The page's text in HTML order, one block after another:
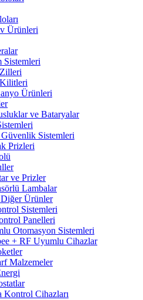
Ürünleri
Sistemleri
Kilitleri
Ürünleri
ve Bataryalar
Güvenlik Sistemleri
Prizleri
ve Prizler
Lambalar
Diğer Ürünler
Sistemleri
Panelleri
Otomasyon Sistemleri
+ RF Uyumlu Cihazlar
Malzemeler
Kontrol Cihazları